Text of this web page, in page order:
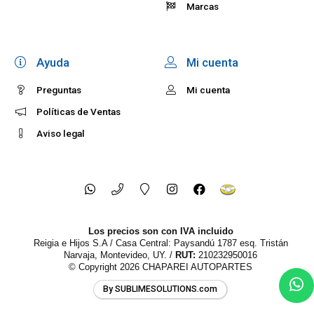
Marcas
Ayuda
Preguntas
Políticas de Ventas
Aviso legal
Mi cuenta
Mi cuenta
Los precios son con IVA incluido
Reigia e Hijos S.A / Casa Central: Paysandú 1787 esq. Tristán
Narvaja, Montevideo, UY. / RUT: 210232950016
© Copyright 2026 CHAPAREI AUTOPARTES
By SUBLIMESOLUTIONS.com